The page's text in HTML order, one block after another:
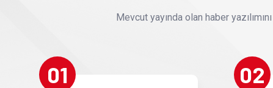
Mevcut yayında olan haber
01 02